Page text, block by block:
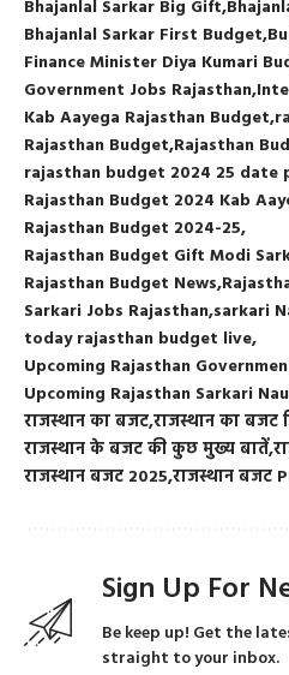
Bhajanlal Sarkar Big Gift
Bhajanlal Sarkar First Budget
Finance Minister Diya Kumari
Government Jobs Rajasthan
Kab Aayega Rajasthan Budget
Rajasthan Budget Rajasthan
rajasthan budget 2024 25 date
Rajasthan Budget 2024 Kab
Rajasthan Budget 2024-25
Rajasthan Budget Gift Modi
Rajasthan Budget News
Sarkari Jobs Rajasthan sarkari
today rajasthan budget live
Upcoming Rajasthan
Upcoming Rajasthan Sarkari
राजस्थान का बजटराजस्थान का बजट
राजस्थान के बजट की कुछ मुख्य बातें
राजस्थान बजट 2025 राजस्थान बजट
Sign Up For
Be keep up! Get the
straight to your inbox.